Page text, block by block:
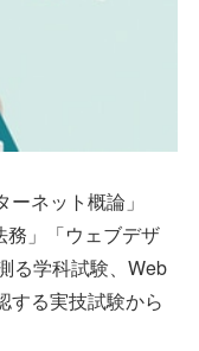
ネット概論」
務」「ウェブデザ
る学科試験、Web
する実技試験から